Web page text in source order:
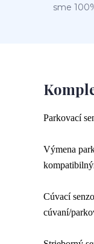
sme
Parkovací
Výmena
Cúvací
cúvaní/